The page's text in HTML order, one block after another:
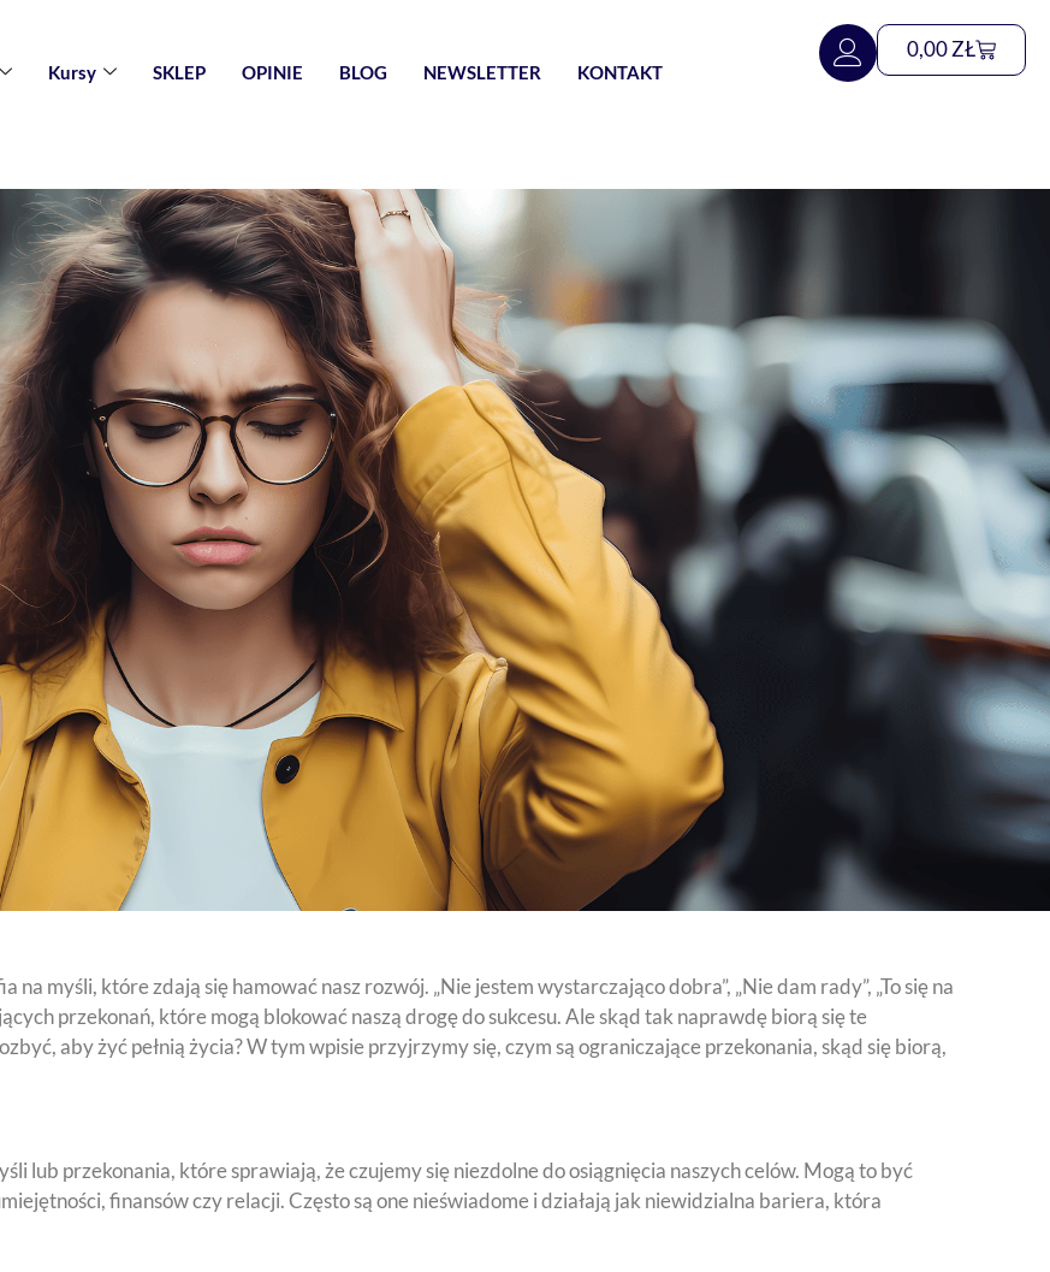
Kursy SKLEP OPINIE BLOG NEWSLETTER KONTAKT
0,00ZŁ
myśli, które zdają się hamować nasz rozwój. „Nie jestem wystarczająco dobra”, „Nie dam rady”, „To się na
przekonań, które mogą blokować naszą drogę do sukcesu. Ale skąd tak naprawdę biorą się te
aby żyć pełnią życia? W tym wpisie przyjrzymy się, czym są ograniczające przekonania, skąd się biorą,
lub przekonania, które sprawiają, że czujemy się niezdolne do osiągnięcia naszych celów. Mogą to być
finansów czy relacji. Często są one nieświadome i działają jak niewidzialna bariera, która